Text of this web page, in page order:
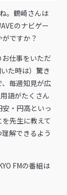
。鶴崎さんは
のナビゲー
ですか？
仕事をいただ
た時は）驚き
毎週知見が広
語がたくさん
・円高といっ
先生に教えて
解できるよう
FMの番組は